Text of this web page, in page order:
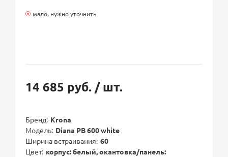
мало, нужно уточнить
14 685 руб. / шт.
Бренд Krona
Модель Diana PB 600 white
Ширина встраивания 60
Цвет корпус: белый, окантовка/панель: